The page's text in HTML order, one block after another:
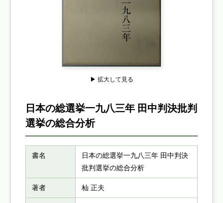
▶ 拡大して見る
日本の総選挙一九八三年 田中判決批判
選挙の総合分析
書名
日本の総選挙一九八三年 田中判決
批判選挙の総合分析
著者 杣 正夫